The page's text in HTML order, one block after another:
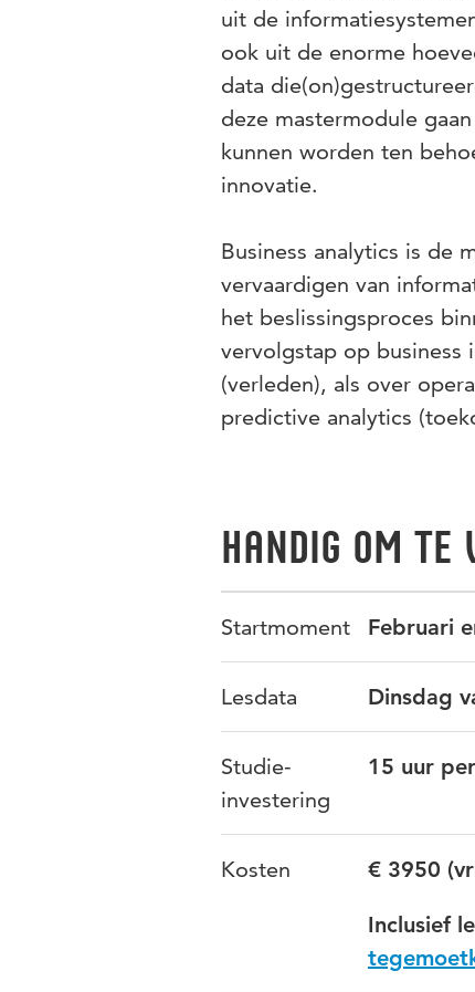
uit de
ook uit de enorme
data
deze mastermodule
kunnen worden ten
innovatie.
Business analytics is de
vervaardigen van
het beslissingsproces
vervolgstap op business
(verleden), als over
predictive analytics
Handig om te
Startmoment Februari
Lesdata Dinsdag
Studie-
investering
15 uur
Kosten € 3950
Inclusief